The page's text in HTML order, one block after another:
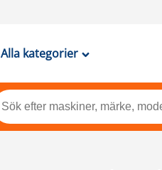
Alla kategorier